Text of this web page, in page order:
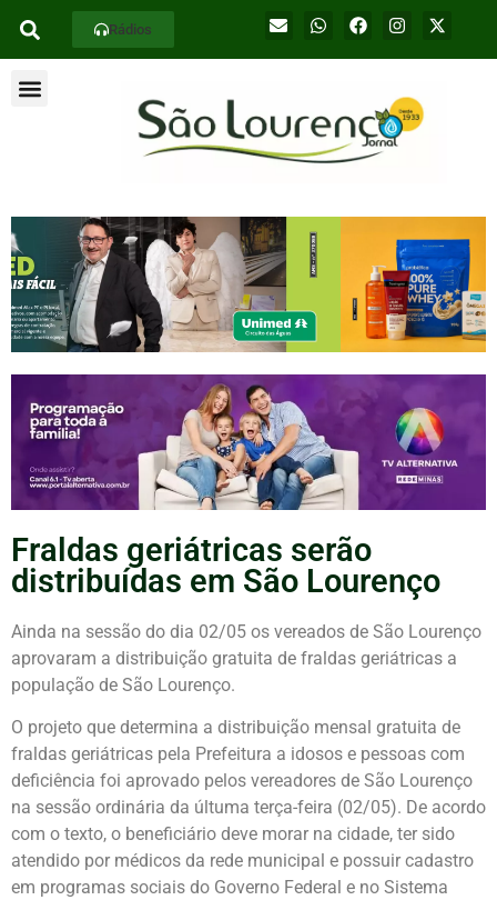
Rádios
Fraldas geriátricas serão
distribuídas em São Lourenço
Ainda na sessão do dia 02/05 os vereados de São Lourenço
aprovaram a distribuição gratuita de fraldas geriátricas a
população de São Lourenço.
O projeto que determina a distribuição mensal gratuita de
fraldas geriátricas pela Prefeitura a idosos e pessoas com
deficiência foi aprovado pelos vereadores de São Lourenço
na sessão ordinária da últuma terça-feira (02/05). De acordo
com o texto, o beneficiário deve morar na cidade, ter sido
atendido por médicos da rede municipal e possuir cadastro
em programas sociais do Governo Federal e no Sistema